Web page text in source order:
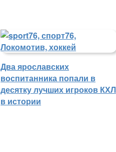
Два ярославских
воспитанника попали в
десятку лучших игроков КХЛ
в истории